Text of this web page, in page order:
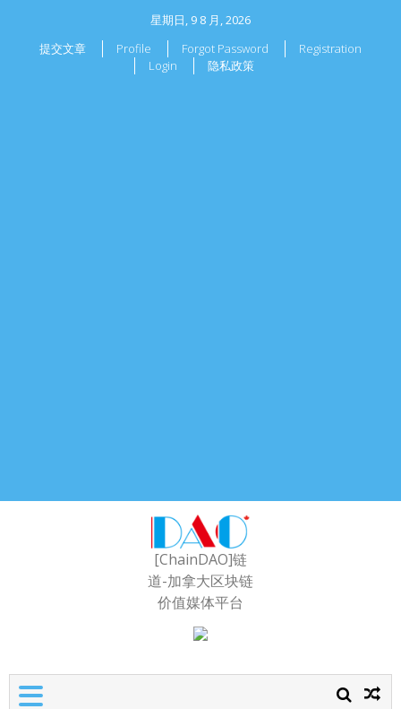
星期日, 9 8 月, 2026
提交文章
Profile Forgot Password
Registration
Login
隐私政策
[ChainDAO]链
道-加拿大区块链
价值媒体平台